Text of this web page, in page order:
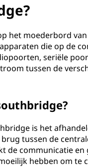
het moederbord
die op de
seriële
tussen de
is het
tussen de
de communicatie en
hebben om te